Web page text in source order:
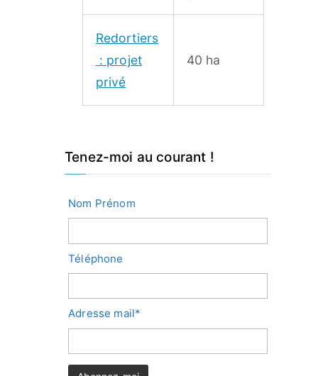
Redortiers
: projet
privé
40 ha
Tenez-moi au courant !
Nom Prénom
Téléphone
Adresse mail*